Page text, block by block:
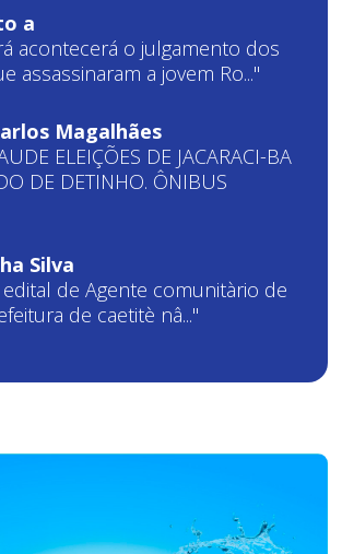
a
acontecerá o julgamento dos
assassinaram a jovem Ro..."
Magalhães
ELEIÇÕES DE JACARACI-BA
DE DETINHO. ÔNIBUS
Silva
de Agente comunitàrio de
de caetitè nâ..."